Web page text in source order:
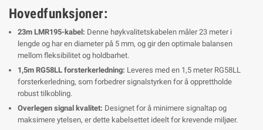
Hovedfunksjoner:
23m LMR195-kabel: Denne høykvalitetskabelen måler 23 meter i
lengde og har en diameter på 5 mm, og gir den optimale balansen
mellom fleksibilitet og holdbarhet.
1,5m RG58LL forsterkerledning: Leveres med en 1,5 meter RG58LL
forsterkerledning, som forbedrer signalstyrken for å opprettholde
robust tilkobling.
Overlegen signal kvalitet: Designet for å minimere signaltap og
maksimere ytelsen, er dette kabelsettet ideelt for krevende miljøer.